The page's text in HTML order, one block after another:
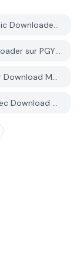
Comment télécharger Download Mp3 Music Downloader depuis PGYER APK HUB?
Est-ce que le Download Mp3 Music Downloader sur PGYER APK HUB est gratuit?
Ai-je besoin d'un compte pour télécharger Download Mp3 Music Downloader depuis PGYER APK HUB?
Comment puis-je signaler un problème avec Download Mp3 Music Downloader sur PGYER APK HUB?